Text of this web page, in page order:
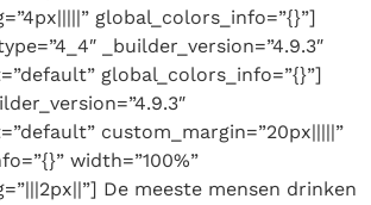
global_colors_info=”{}”]
_builder_version=”4.9.3″
global_colors_info=”{}”]
custom_margin=”20px|||||”
width=”100%”
De meeste mensen drinken